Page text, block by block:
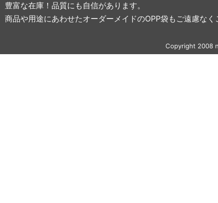
豊富な在庫！品質にも自信があります。
商品や用途にあわせたオーダーメイドのOPP袋もご遠慮な
Copyright 2008